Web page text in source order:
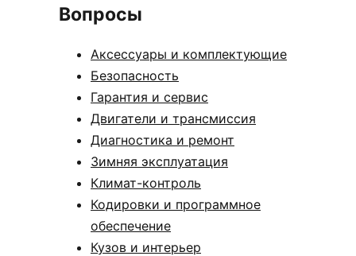
Вопросы
Аксессуары и комплектующие
Безопасность
Гарантия и сервис
Двигатели и трансмиссия
Диагностика и ремонт
Зимняя эксплуатация
Климат-контроль
Кодировки и программное
обеспечение
Кузов и интерьер